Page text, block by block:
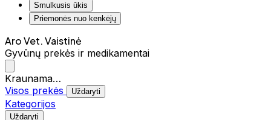
Smulkusis ūkis
Priemonės nuo kenkėjų
Aro Vet. Vaistinė
Gyvūnų prekės ir medikamentai
Kraunama…
Visos prekės
Uždaryti
Kategorijos
Uždaryti